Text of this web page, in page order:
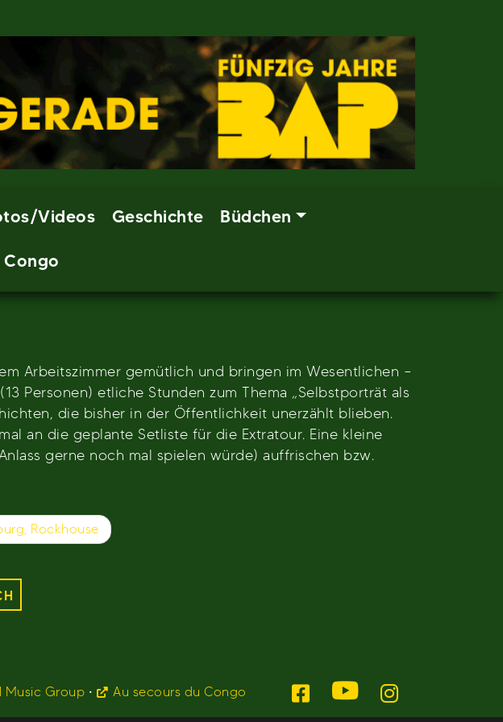
Videos Geschichte Büdchen
Arbeitszimmer gemütlich und bringen im Wesentlichen –
Personen) etliche Stunden zum Thema „Selbstporträt als
die bisher in der Öffentlichkeit unerzählt blieben.
an die geplante Setliste für die Extratour. Eine kleine
gerne noch mal spielen würde) auffrischen bzw.
Rockhouse
Music Group • Au secours du Congo